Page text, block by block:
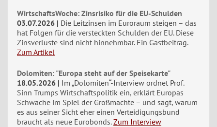
WirtschaftsWoche: Zinsrisiko für die EU-Schulden
03.07.2026
Die Leitzinsen im Euroraum steigen – das
hat Folgen für die versteckten Schulden der EU. Diese
Zinsverluste sind nicht hinnehmbar. Ein Gastbeitrag.
Zum Artikel
Dolomiten: "Europa steht auf der Speisekarte"
18.05.2026
Im „Dolomiten“-Interview ordnet Prof.
Sinn Trumps Wirtschaftspolitik ein, erklärt Europas
Schwäche im Spiel der Großmächte – und sagt, warum
es aus seiner Sicht eher einen Verteidigungsbund
braucht als neue Eurobonds. Zum Interview